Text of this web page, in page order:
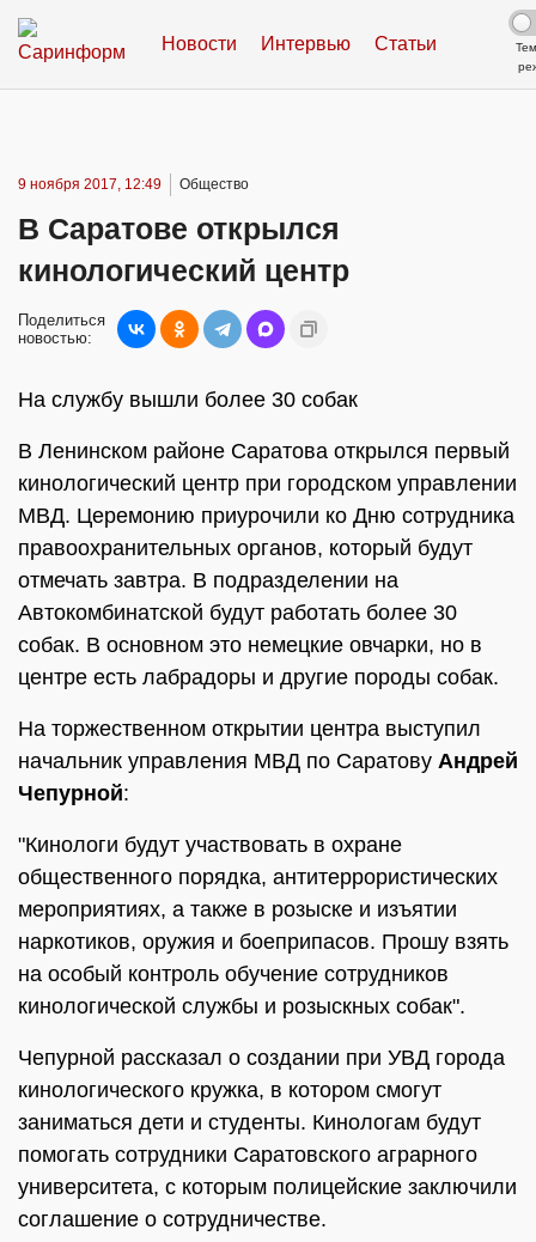
Новости Интервью Статьи
9 ноября 2017, 12:49 Общество
В Саратове открылся
кинологический центр
Поделиться
новостью:
На службу вышли более 30 собак
В Ленинском районе Саратова открылся первый
кинологический центр при городском управлении
МВД. Церемонию приурочили ко Дню сотрудника
правоохранительных органов, который будут
отмечать завтра. В подразделении на
Автокомбинатской будут работать более 30
собак. В основном это немецкие овчарки, но в
центре есть лабрадоры и другие породы собак.
На торжественном открытии центра выступил
начальник управления МВД по Саратову Андрей
Чепурной:
"Кинологи будут участвовать в охране
общественного порядка, антитеррористических
мероприятиях, а также в розыске и изъятии
наркотиков, оружия и боеприпасов. Прошу взять
на особый контроль обучение сотрудников
кинологической службы и розыскных собак".
Чепурной рассказал о создании при УВД города
кинологического кружка, в котором смогут
заниматься дети и студенты. Кинологам будут
помогать сотрудники Саратовского аграрного
университета, с которым полицейские заключили
соглашение о сотрудничестве.